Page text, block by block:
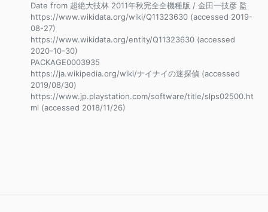
Date from 超絶大技林 2011年秋完全全機種版 / 金田一技彦 監
https://www.wikidata.org/wiki/Q11323630 (accessed 2019-
08-27)
https://www.wikidata.org/entity/Q11323630 (accessed
2020-10-30)
PACKAGE0003935
https://ja.wikipedia.org/wiki/ナイナイの迷探偵 (accessed
2019/08/30)
https://www.jp.playstation.com/software/title/slps02500.ht
ml (accessed 2018/11/26)